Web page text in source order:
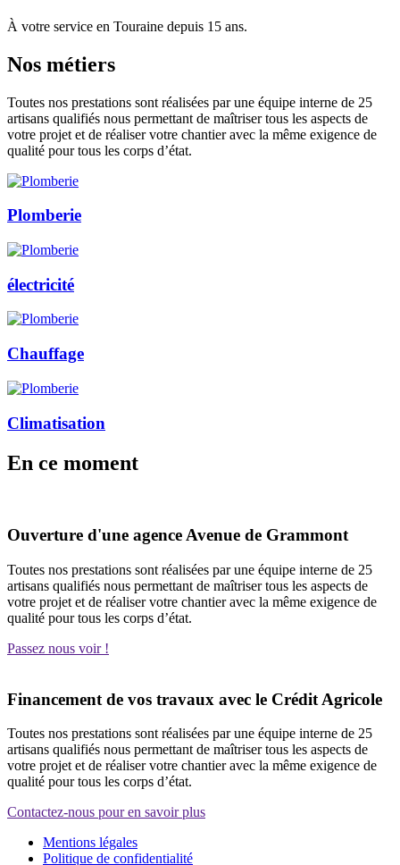
À votre service en Touraine depuis 15 ans.
Nos métiers
Toutes nos prestations sont réalisées par une équipe interne de 25
artisans qualifiés nous permettant de maîtriser tous les aspects de
votre projet et de réaliser votre chantier avec la même exigence de
qualité pour tous les corps d’état.
Plomberie
électricité
Chauffage
Climatisation
En ce moment
Ouverture d'une agence Avenue de Grammont
Toutes nos prestations sont réalisées par une équipe interne de 25
artisans qualifiés nous permettant de maîtriser tous les aspects de
votre projet et de réaliser votre chantier avec la même exigence de
qualité pour tous les corps d’état.
Passez nous voir !
Financement de vos travaux avec le Crédit Agricole
Toutes nos prestations sont réalisées par une équipe interne de 25
artisans qualifiés nous permettant de maîtriser tous les aspects de
votre projet et de réaliser votre chantier avec la même exigence de
qualité pour tous les corps d’état.
Contactez-nous pour en savoir plus
Mentions légales
Politique de confidentialité